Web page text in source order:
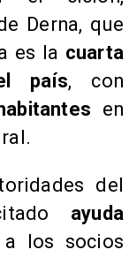
Derna, que
es la cuarta
país, con
en
del
ayuda
los socios